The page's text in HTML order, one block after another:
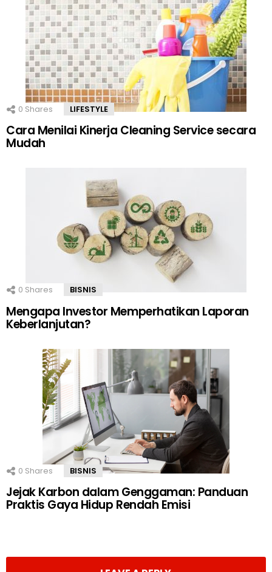
0 Shares LIFESTYLE
Cara Menilai Kinerja Cleaning Service secara
Mudah
0 Shares BISNIS
Mengapa Investor Memperhatikan Laporan
Keberlanjutan?
0 Shares BISNIS
Jejak Karbon dalam Genggaman: Panduan
Praktis Gaya Hidup Rendah Emisi